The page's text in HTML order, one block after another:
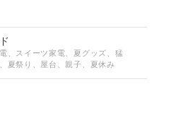
、スイーツ家電、夏グッズ、猛
夏祭り、屋台、親子、夏休み